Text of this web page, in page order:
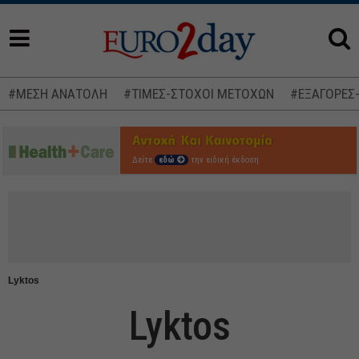
#ΜΕΣΗ ΑΝΑΤΟΛΗ #ΤΙΜΕΣ-ΣΤΟΧΟΙ ΜΕΤΟΧΩΝ
Δείτε εδώ την ειδική έκδοση
Lyktos
Lyktos